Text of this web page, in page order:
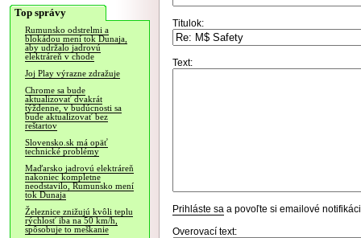
Top správy
Rumunsko odstrelmi a
blokádou mení tok Dunaja,
aby udržalo jadrovú
elektráreň v chode
Joj Play výrazne zdražuje
Chrome sa bude
aktualizovať dvakrát
týždenne, v budúcnosti sa
bude aktualizovať bez
reštartov
Slovensko.sk má opäť
technické problémy
Maďarsko jadrovú elektráreň
nakoniec kompletne
neodstavilo, Rumunsko mení
tok Dunaja
Železnice znižujú kvôli teplu
rýchlosť iba na 50 km/h,
spôsobuje to meškanie
Titulok:
Text:
Prihláste sa a povoľte si emailové
Overovací text: